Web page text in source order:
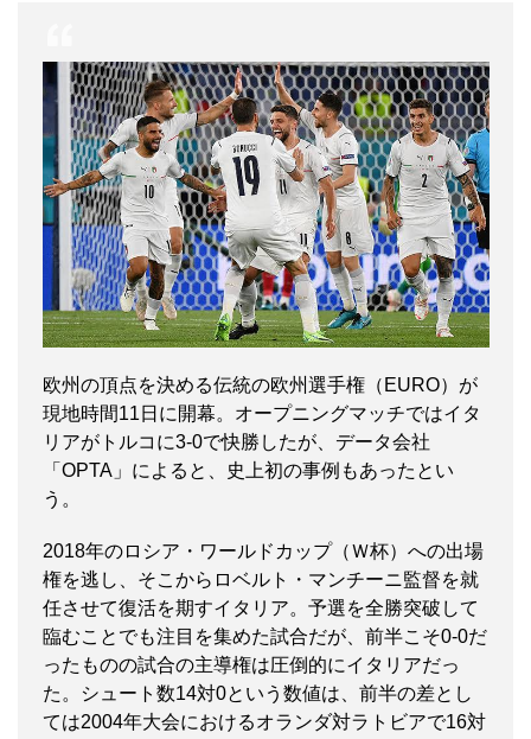
欧州の頂点を決める伝統の欧州選手権（EURO）が
現地時間11日に開幕。オープニングマッチではイタ
リアがトルコに3-0で快勝したが、データ会社
「OPTA」によると、史上初の事例もあったとい
う。
2018年のロシア・ワールドカップ（Ｗ杯）への出場
権を逃し、そこからロベルト・マンチーニ監督を就
任させて復活を期すイタリア。予選を全勝突破して
臨むことでも注目を集めた試合だが、前半こそ0-0だ
ったものの試合の主導権は圧倒的にイタリアだっ
た。シュート数14対0という数値は、前半の差とし
ては2004年大会におけるオランダ対ラトビアで16対